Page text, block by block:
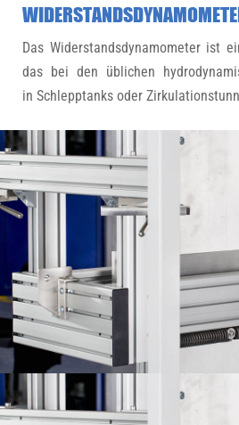
Das Widerstandsdynamometer ist
das bei den üblichen
in Schlepptanks oder